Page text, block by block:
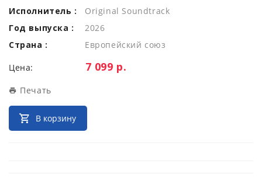
Исполнитель :
Original Soundtrack
Год выпуска :
2026
Страна :
Европейский союз
Цена: Цена:
7 099 р.
Печать
В корзину